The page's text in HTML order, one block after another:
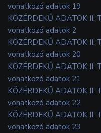
vonatkozó adatok 19
KÖZÉRDEKŰ ADATOK II.
vonatkozó adatok 2
KÖZÉRDEKŰ ADATOK II.
vonatkozó adatok 20
KÖZÉRDEKŰ ADATOK II.
vonatkozó adatok 21
KÖZÉRDEKŰ ADATOK II.
vonatkozó adatok 22
KÖZÉRDEKŰ ADATOK II.
vonatkozó adatok 23